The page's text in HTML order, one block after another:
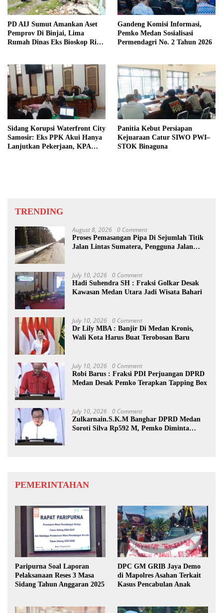
PD AIJ Sumut Amankan Aset
Pemprov Di Binjai, Lima
Rumah Dinas Eks Bioskop Ria
Gandeng Komisi Informasi,
Pemko Medan Sosialisasi
Permendagri No. 2 Tahun 2026
Sidang Korupsi Waterfront City
Samosir: Eks PPK Akui Hanya
Lanjutkan Pekerjaan, KPA
Panitia Kebut Persiapan
Kejuaraan Catur SIWO PWI–
STOK Binaguna
TRENDING
August 8, 2026 0 Comment
Proses Pemasangan Pipa Di Sejumlah Titik
Jalan Lintas Sumatera, Pengguna Jalan
July 10, 2026 0 Comment
Hadi Suhendra SH : Fraksi Golkar Desak
Kawasan Medan Utara Jadi Wisata Bahari
July 10, 2026 0 Comment
Dr Lily MBA : Banjir Di Medan Kronis,
Wali Kota Harus Buat Terobosan Baru
July 10, 2026 0 Comment
Robi Barus : Fraksi PDI Perjuangan DPRD
Medan Desak Pemko Terapkan Tapping Box
July 10, 2026 0 Comment
Zulkarnain.S.K.M Banghar DPRD Medan
Soroti Silva Rp592 M, Pemko Diminta
PEMERINTAHAN
Paripurna Soal Laporan
Pelaksanaan Reses 3 Masa
Sidang Tahun Anggaran 2025
DPC GM GRIB Jaya Demo
di Mapolres Asahan Terkait
Kasus Pencabulan Anak